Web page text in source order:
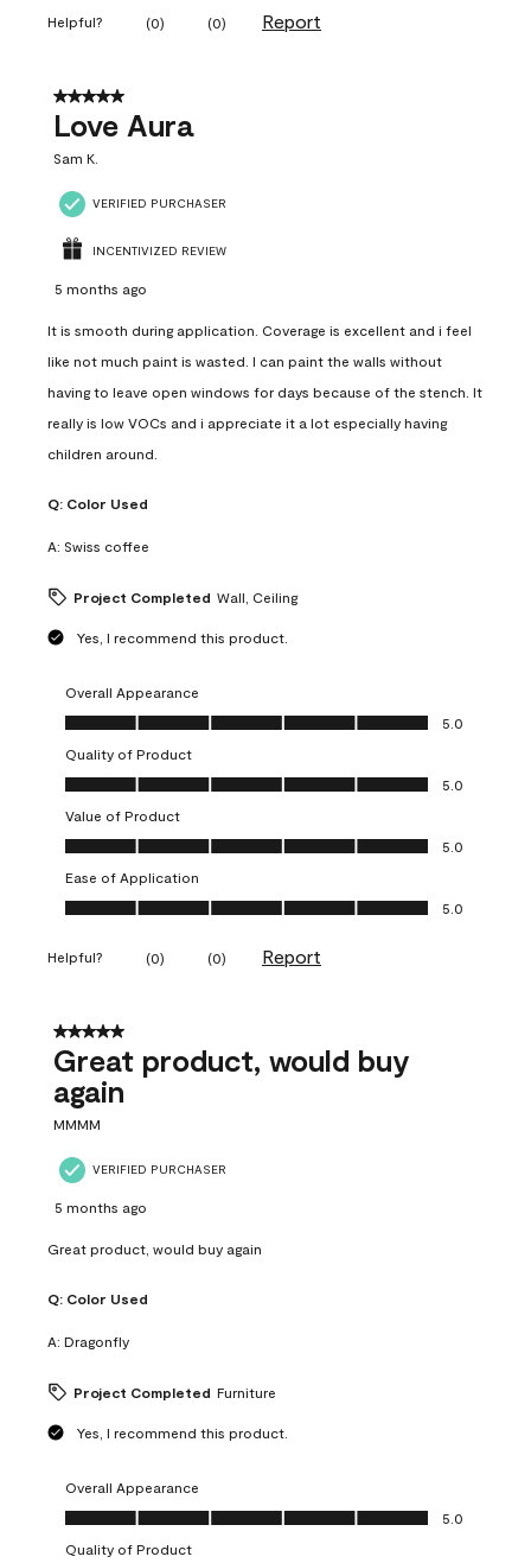
Helpful? (0) (0) Report
5 out of 5 stars.
Love Aura
Sam K.
VERIFIED PURCHASER
INCENTIVIZED REVIEW
5 months ago
It is smooth during application. Coverage is excellent and i feel
like not much paint is wasted. I can paint the walls without
having to leave open windows for days because of the stench. It
really is low VOCs and i appreciate it a lot especially having
children around.
Q: Color Used
A: Swiss coffee
Project Completed Wall, Ceiling
Yes, I recommend this product.
Overall Appearance
Overall Appearance, 5.0 out of 5
5.0
Quality of Product
Quality of Product, 5.0 out of 5
5.0
Value of Product
Value of Product, 5.0 out of 5
5.0
Ease of Application
Ease of Application, 5.0 out of 5
5.0
Helpful? (0) (0) Report
5 out of 5 stars.
Great product, would buy
again
MMMM
VERIFIED PURCHASER
5 months ago
Great product, would buy again
Q: Color Used
A: Dragonfly
Project Completed Furniture
Yes, I recommend this product.
Overall Appearance
Overall Appearance, 5.0 out of 5
5.0
Quality of Product